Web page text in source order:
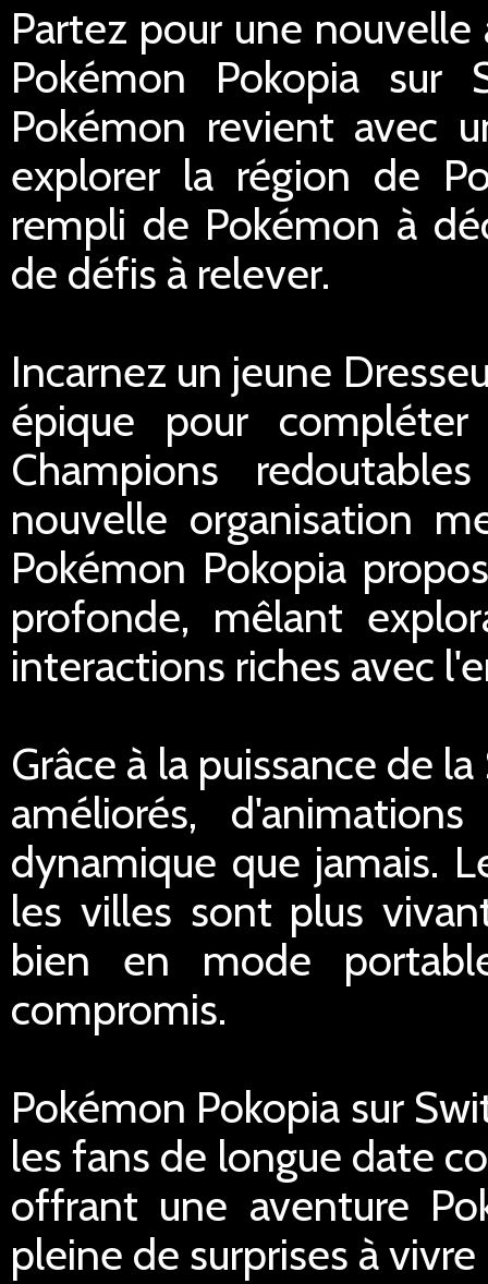
Partez pour une
Pokémon Pokopia
Pokémon revient avec
explorer la région de
rempli de Pokémon à
de défis à relever.
Incarnez un jeune
épique pour
Champions
nouvelle organisation
Pokémon Pokopia
profonde, mêlant
interactions riches avec
Grâce à la puissance de
améliorés,
dynamique que jamais.
les villes sont plus
bien en mode
compromis.
Pokémon Pokopia sur
les fans de longue date
offrant une aventure
pleine de surprises à